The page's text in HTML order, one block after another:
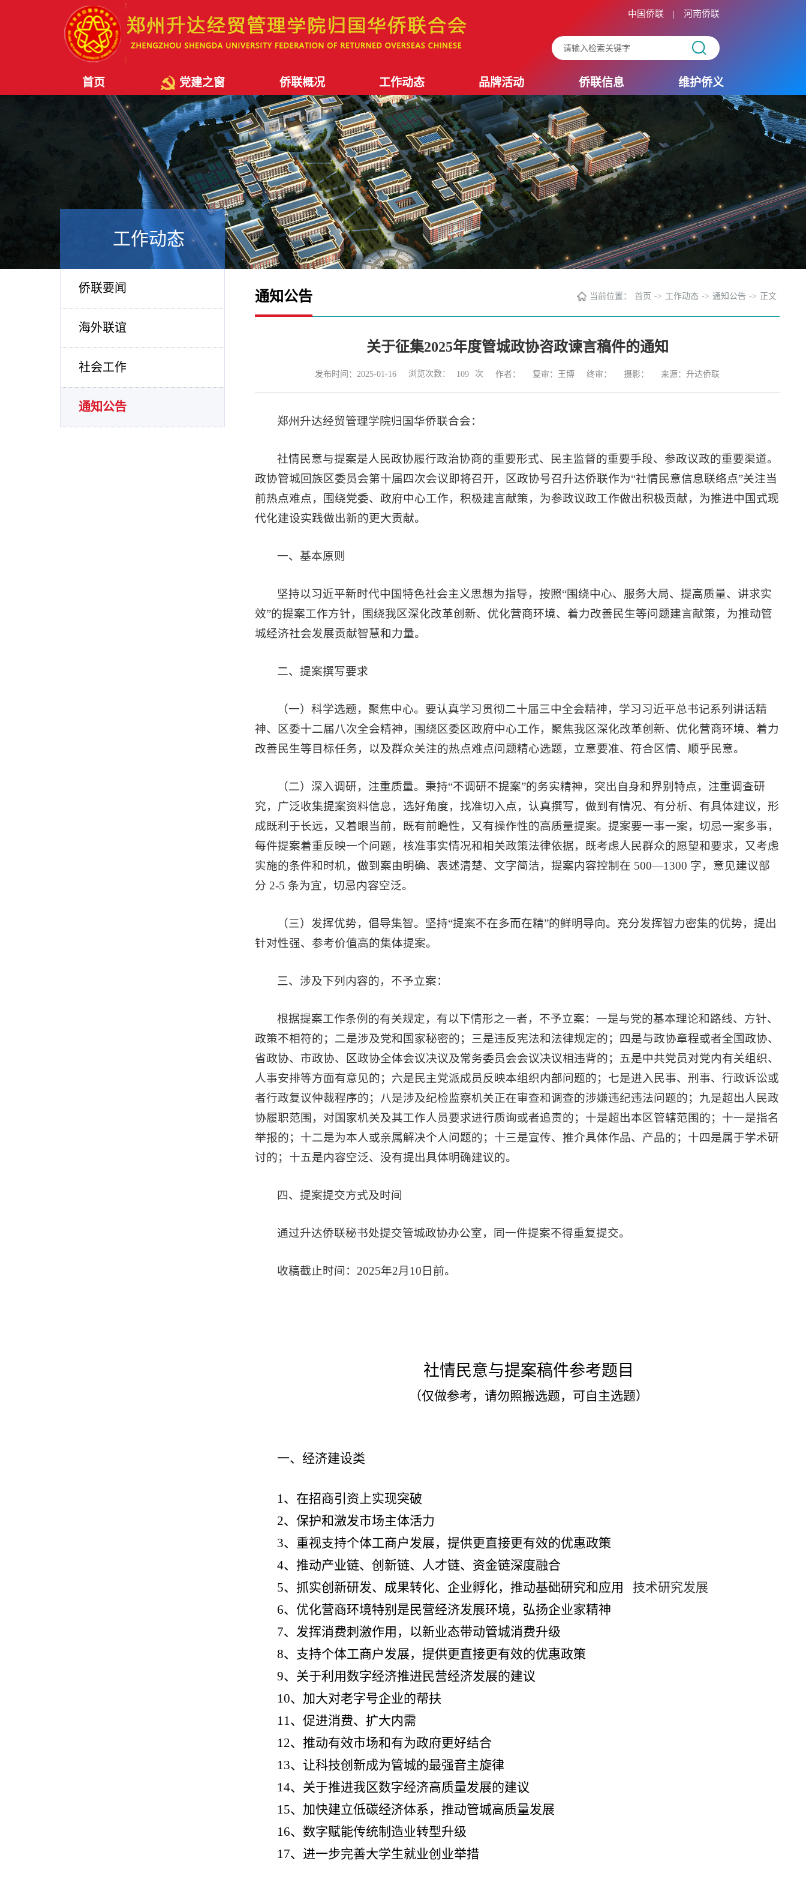
中国侨联 | 河南侨联
首页 党建之窗 侨联概况 工作动态 品牌活动 侨联信息 维护侨义
工作动态
侨联要闻
海外联谊
社会工作
通知公告
通知公告 当前位置： 首页 -> 工作动态 -> 通知公告 -> 正文
关于征集2025年度管城政协咨政谏言稿件的通知
发布时间：2025-01-16 浏览次数： 109 次 作者： 复审：王博 终审： 摄影： 来源：升达侨联
郑州升达经贸管理学院归国华侨联合会：
社情民意与提案是人民政协履行政治协商的重要形式、民主监督的重要手段、参政议政的重要渠道。
政协管城回族区委员会第十届四次会议即将召开，区政协号召升达侨联作为“社情民意信息联络点”关注当
前热点难点，围绕党委、政府中心工作，积极建言献策， 为参政议政工作做出积极贡献， 为推进中国式现
代化建设实践做出新的更大贡献。
一、基本原则
坚持以习近平新时代中国特色社会主义思想为指导，按照“围绕中心、服务大局、提高质量、讲求实
效”的提案工作方针，围绕我区深化改革创新、优化营商环境、着力改善民生等问题建言献策，为推动管
城经济社会发展贡献智慧和力量。
二、提案撰写要求
（一）科学选题，聚焦中心。要认真学习贯彻二十届三中全会精神，学习习近平总书记系列讲话精
神、区委十二届八次全会精神，围绕区委区政府中心工作，聚焦我区深化改革创新、优化营商环境、着力
改善民生等目标任务，以及群众关注的热点难点问题精心选题，立意要准、符合区情、顺乎民意。
（二）深入调研，注重质量。秉持“不调研不提案”的务实精神，突出自身和界别特点，注重调查研
究，广泛收集提案资料信息，选好角度，找准切入点，认真撰写，做到有情况、有分析、有具体建议，形
成既利于长远，又着眼当前，既有前瞻性，又有操作性的高质量提案。提案要一事一案，切忌一案多事，
每件提案着重反映一个问题，核准事实情况和相关政策法律依据，既考虑人民群众的愿望和要求，又考虑
实施的条件和时机，做到案由明确、表述清楚、文字简洁，提案内容控制在 500—1300 字，意见建议部
分 2-5 条为宜，切忌内容空泛。
（三）发挥优势，倡导集智。坚持“提案不在多而在精”的鲜明导向。充分发挥智力密集的优势，提出
针对性强、参考价值高的集体提案。
三、涉及下列内容的，不予立案：
根据提案工作条例的有关规定，有以下情形之一者，不予立案：一是与党的基本理论和路线、方针、
政策不相符的；二是涉及党和国家秘密的；三是违反宪法和法律规定的；四是与政协章程或者全国政协、
省政协、市政协、区政协全体会议决议及常务委员会会议决议相违背的；五是中共党员对党内有关组织、
人事安排等方面有意见的；六是民主党派成员反映本组织内部问题的；七是进入民事、刑事、行政诉讼或
者行政复议仲裁程序的；八是涉及纪检监察机关正在审查和调查的涉嫌违纪违法问题的；九是超出人民政
协履职范围，对国家机关及其工作人员要求进行质询或者追责的；十是超出本区管辖范围的；十一是指名
举报的；十二是为本人或亲属解决个人问题的；十三是宣传、推介具体作品、产品的；十四是属于学术研
讨的；十五是内容空泛、没有提出具体明确建议的。
四、提案提交方式及时间
通过升达侨联秘书处提交管城政协办公室，同一件提案不得重复提交。
收稿截止时间：2025年2月10日前。
社情民意与提案稿件参考题目
（仅做参考，请勿照搬选题，可自主选题）
一、经济建设类
1、在招商引资上实现突破
2、保护和激发市场主体活力
3、重视支持个体工商户发展，提供更直接更有效的优惠政策
4、推动产业链、创新链、人才链、资金链深度融合
5、抓实创新研发、成果转化、企业孵化，推动基础研究和应用
技术研究发展
6、优化营商环境特别是民营经济发展环境，弘扬企业家精神
7、发挥消费刺激作用，以新业态带动管城消费升级
8、支持个体工商户发展，提供更直接更有效的优惠政策
9、关于利用数字经济推进民营经济发展的建议
10、加大对老字号企业的帮扶
11、促进消费、扩大内需
12、推动有效市场和有为政府更好结合
13、让科技创新成为管城的最强音主旋律
14、关于推进我区数字经济高质量发展的建议
15、加快建立低碳经济体系，推动管城高质量发展
16、数字赋能传统制造业转型升级
17、进一步完善大学生就业创业举措